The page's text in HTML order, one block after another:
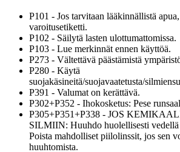
P101 - Jos tarvitaan lääkinnällistä
varoitusetiketti.
P102 - Säilytä lasten ulottumattomissa.
P103 - Lue merkinnät ennen käyttöä.
P273 - Vältettävä päästämistä
P280 - Käytä
suojakäsineitä/suojavaatetusta/
P391 - Valumat on kerättävä.
P302+P352 - Ihokosketus: Pese
P305+P351+P338 - JOS
SILMIIN: Huuhdo huolellisesti vedellä
Poista mahdolliset piilolinssit, jos sen
huuhtomista.